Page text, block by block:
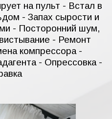
на пульт - Встал в
- Запах сырости и
- Посторонний шум,
- Ремонт
компрессора -
- Опрессовка -